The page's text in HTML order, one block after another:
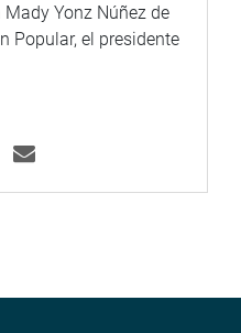
Yonz Núñez de
Popular, el presidente